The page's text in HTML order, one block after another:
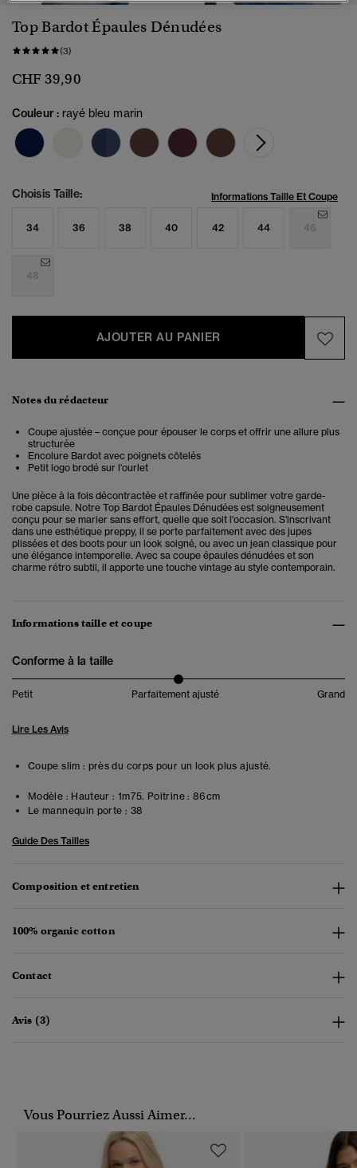
Top Bardot Épaules Dénudées
(3)
CHF 39,90
Couleur : rayé bleu marin
Choisis Taille: Informations Taille Et Coupe
34 36 38 40 42 44 46
48
AJOUTER AU PANIER
Notes du rédacteur
Coupe ajustée – conçue pour épouser le corps et offrir une allure plus
structurée
Encolure Bardot avec poignets côtelés
Petit logo brodé sur l'ourlet
Une pièce à la fois décontractée et raffinée pour sublimer votre garde-
robe capsule. Notre Top Bardot Épaules Dénudées est soigneusement
conçu pour se marier sans effort, quelle que soit l'occasion. S'inscrivant
dans une esthétique preppy, il se porte parfaitement avec des jupes
plissées et des boots pour un look soigné, ou avec un jean classique pour
une élégance intemporelle. Avec sa coupe épaules dénudées et son
charme rétro subtil, il apporte une touche vintage au style contemporain.
Informations taille et coupe
Conforme à la taille
Petit Parfaitement ajusté Grand
Lire Les Avis
Coupe slim : près du corps pour un look plus ajusté.
Modèle : Hauteur : 1m75. Poitrine : 86cm
Le mannequin porte : 38
Guide Des Tailles
Composition et entretien
100% organic cotton
Contact
Avis (3)
Vous Pourriez Aussi Aimer...